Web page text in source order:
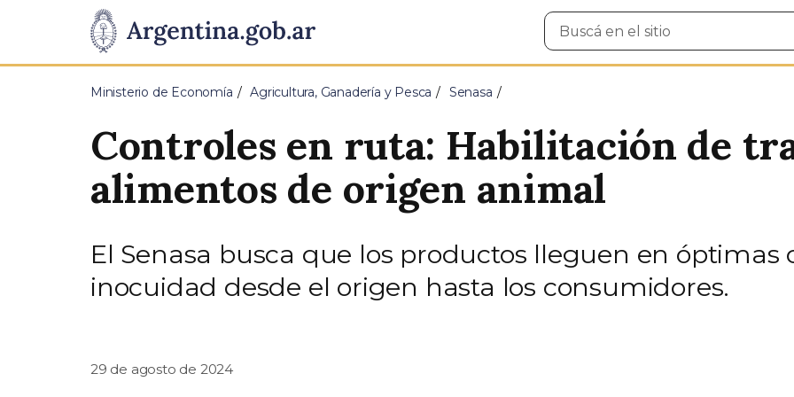
Presidencia
de
Pasar al contenido principal
Buscar
en
Ministerio de Economía Agricultura, Ganadería y Pesca Senasa
Controles en ruta: Habilitación de
alimentos de origen animal
El Senasa busca que los productos lleguen en óptimas
inocuidad desde el origen hasta los consumidores.
29 de agosto de 2024